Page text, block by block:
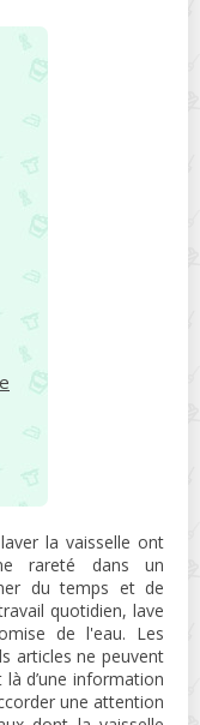
la vaisselle ont
rareté dans un
du temps et de
quotidien, lave
de l'eau. Les
articles ne peuvent
là d’une information
une attention